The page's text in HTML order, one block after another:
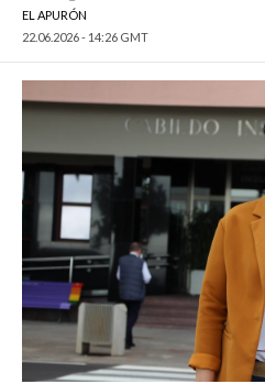
EL APURÓN
22.06.2026 - 14:26 GMT